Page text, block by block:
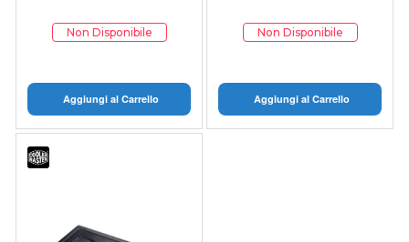
Non Disponibile
Aggiungi al Carrello
USB 2.0 + 1x Micro
Non Disponibile
Aggiungi al Carrello